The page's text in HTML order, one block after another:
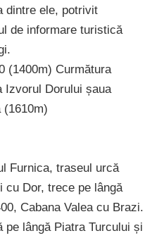
dintre ele, potrivit
de informare turistică
(1400m) Curmătura
Izvorul Dorului șaua
(1610m)
Furnica, traseul urcă
cu Dor, trece pe lângă
Cabana Valea cu Brazi.
pe lângă Piatra Turcului și